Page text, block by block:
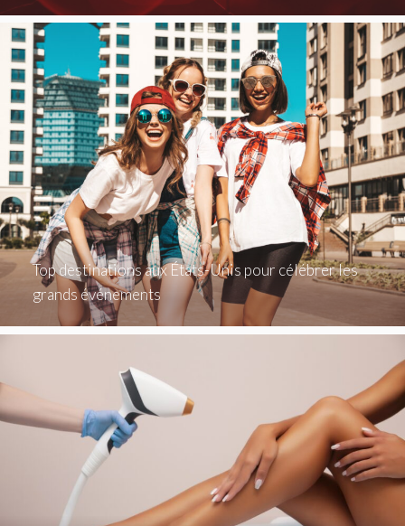
Top destinations aux États-Unis pour célébrer les
grands événements